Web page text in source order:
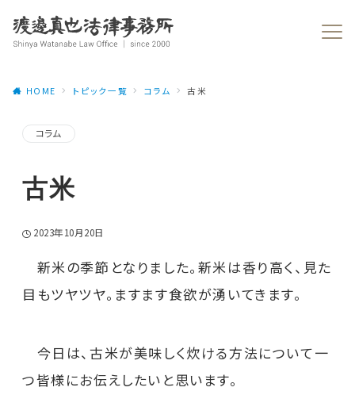
HOME トピック一覧 コラム 古米
コラム
古米
2023年10月20日
新米の季節となりました。新米は香り高く、見た
目もツヤツヤ。ますます食欲が湧いてきます。
今日は、古米が美味しく炊ける方法について一
つ皆様にお伝えしたいと思います。